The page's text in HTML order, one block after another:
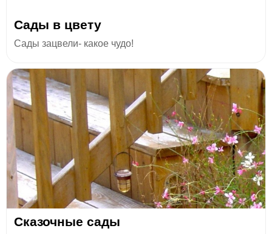
Сады в цвету
Сады зацвели- какое чудо!
Сказочные сады